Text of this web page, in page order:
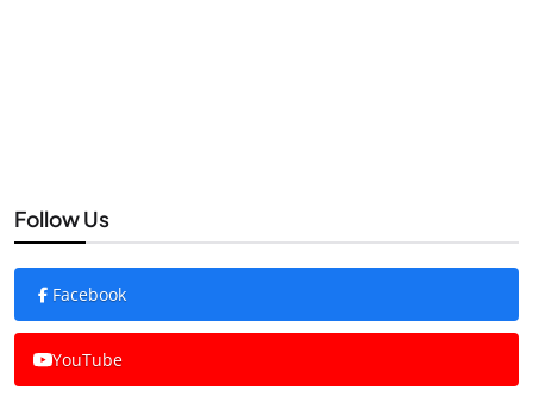
Follow Us
Facebook
YouTube